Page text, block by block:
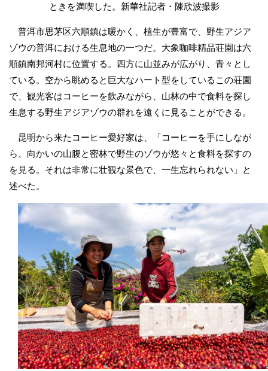
ときを満喫した。新華社記者・陳欣波撮影
普洱市思茅区六順鎮は暖かく、植生が豊富で、野生アジア
ゾウの普洱における生息地の一つだ。大象咖啡精品荘園は六
順鎮南邦河村に位置する。四方に山並みが広がり、青々とし
ている。空から眺めると巨大なハート型をしているこの荘園
で、観光客はコーヒーを飲みながら、山林の中で食料を探し
生息する野生アジアゾウの群れを遠くに見ることができる。
昆明から来たコーヒー愛好家は、「コーヒーを手にしなが
ら、向かいの山腹と密林で野生のゾウが悠々と食料を探すの
を見る。それは非常に壮観な景色で、一生忘れられない」と
述べた。